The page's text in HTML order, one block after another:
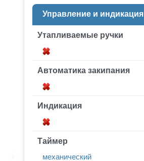
Управление и индикация
Утапливаемые ручки
Автоматика закипания
Индикация
Таймер
механический